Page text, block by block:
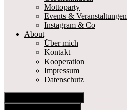
Mottoparty
Events & Veranstaltungen
Instagram & Co
About
Über mich
Kontakt
Kooperation
Impressum
Datenschutz